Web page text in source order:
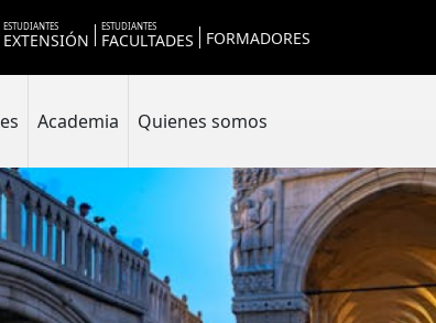
ESTUDIANTES
EXTENSIÓN
ESTUDIANTES
FACULTADES FORMADORES
Academia Quienes somos